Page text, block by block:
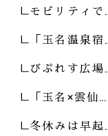
モビリティで
「玉名温泉宿
びぷれす広場
「玉名×雲仙…
冬休みは早起